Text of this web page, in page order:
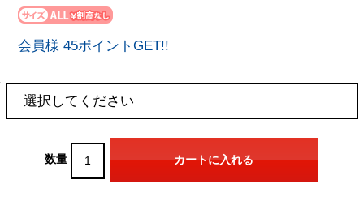
会員様 45ポイントGET!!
数量